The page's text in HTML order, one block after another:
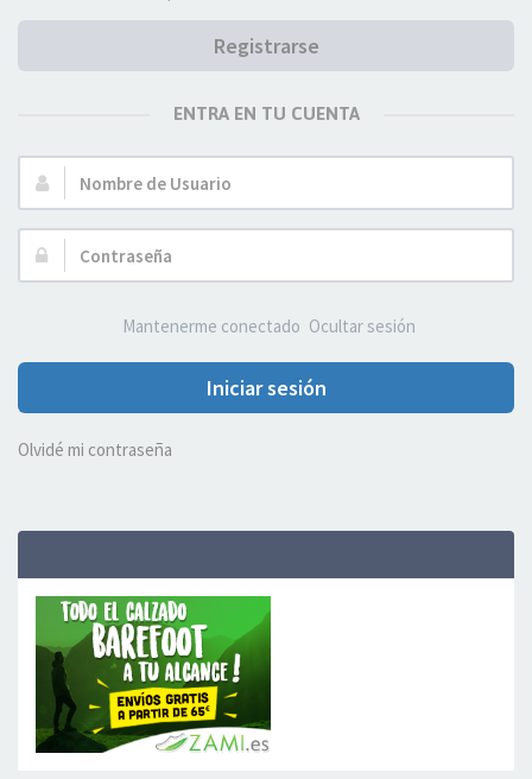
Registrarse
ENTRA EN TU CUENTA
Nombre
de
Usuario:
Contraseña:
Mantenerme conectado Ocultar sesión
Iniciar sesión
Olvidé mi contraseña